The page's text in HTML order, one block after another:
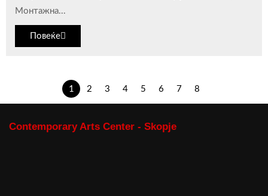
Монтажна...
Повеќе
1 2 3 4 5 6 7 8
Contemporary Arts Center - Skopje